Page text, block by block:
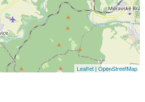
Leaflet | OpenStreetMap